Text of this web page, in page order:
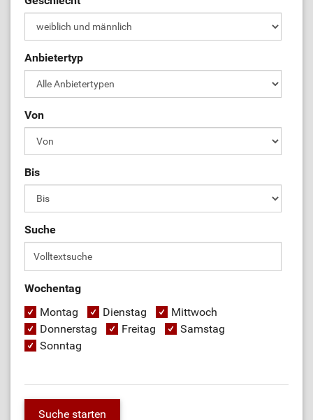
Anbietertyp
Von
Bis
Suche
Wochentag
Montag
Dienstag
Mittwoch
Donnerstag
Freitag
Samstag
Sonntag